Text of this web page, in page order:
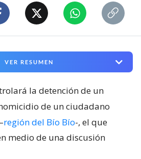
VER RESUMEN
la detención de un
de un ciudadano
–región del Bío Bío-, el que
medio de una discusión